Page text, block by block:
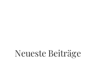
Neueste Beiträge